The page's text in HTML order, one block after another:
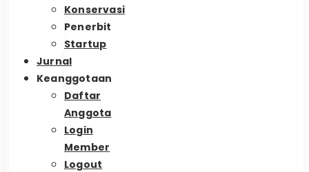
Konservasi
Penerbit
Startup
Jurnal
Keanggotaan
Daftar
Anggota
Login
Member
Logout